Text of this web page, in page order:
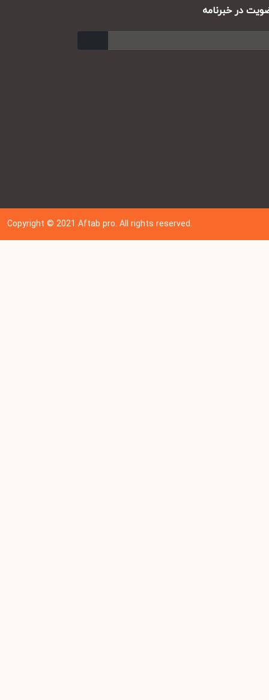
در خبرنامه
Copyright © 202 1Aftab pro. All rights reserved.